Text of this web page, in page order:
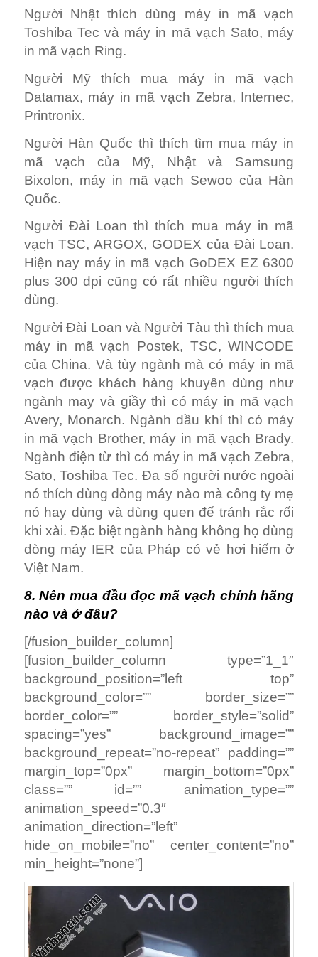
Người Nhật thích dùng máy in mã vạch
Toshiba Tec và máy in mã vạch Sato, máy
in mã vạch Ring.
Người Mỹ thích mua máy in mã vạch
Datamax, máy in mã vạch Zebra, Internec,
Printronix.
Người Hàn Quốc thì thích tìm mua máy in
mã vạch của Mỹ, Nhật và Samsung
Bixolon, máy in mã vạch Sewoo của Hàn
Quốc.
Người Đài Loan thì thích mua máy in mã
vạch TSC, ARGOX, GODEX của Đài Loan.
Hiện nay máy in mã vạch GoDEX EZ 6300
plus 300 dpi cũng có rất nhiều người thích
dùng.
Người Đài Loan và Người Tàu thì thích mua
máy in mã vạch Postek, TSC, WINCODE
của China. Và tùy ngành mà có máy in mã
vạch được khách hàng khuyên dùng như
ngành may và giầy thì có máy in mã vạch
Avery, Monarch. Ngành dầu khí thì có máy
in mã vạch Brother, máy in mã vạch Brady.
Ngành điện từ thì có máy in mã vạch Zebra,
Sato, Toshiba Tec. Đa số người nước ngoài
nó thích dùng dòng máy nào mà công ty mẹ
nó hay dùng và dùng quen để tránh rắc rối
khi xài. Đặc biệt ngành hàng không họ dùng
dòng máy IER của Pháp có vẻ hơi hiếm ở
Việt Nam.
8. Nên mua đầu đọc mã vạch chính hãng
nào và ở đâu?
[/fusion_builder_column]
[fusion_builder_column type=”1_1″
background_position=”left top”
background_color=”” border_size=””
border_color=”” border_style=”solid”
spacing=”yes” background_image=””
background_repeat=”no-repeat” padding=””
margin_top=”0px” margin_bottom=”0px”
class=”” id=”” animation_type=””
animation_speed=”0.3″
animation_direction=”left”
hide_on_mobile=”no” center_content=”no”
min_height=”none”]